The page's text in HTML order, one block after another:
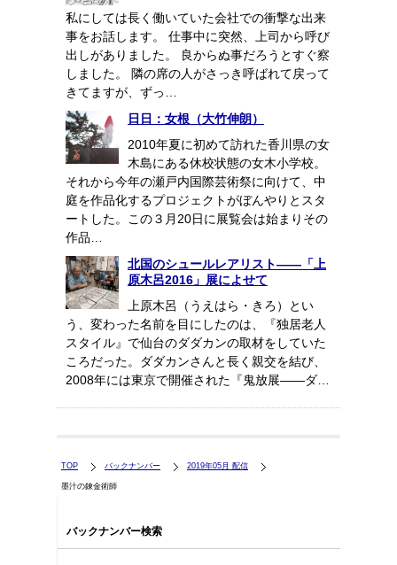
私にしては長く働いていた会社での衝撃な出来
事をお話します。 仕事中に突然、上司から呼び
出しがありました。 良からぬ事だろうとすぐ察
しました。 隣の席の人がさっき呼ばれて戻って
きてますが、ずっ…
日日：女根（大竹伸朗）
2010年夏に初めて訪れた香川県の女
木島にある休校状態の女木小学校。
それから今年の瀬戸内国際芸術祭に向けて、中
庭を作品化するプロジェクトがぼんやりとスタ
ートした。この３月20日に展覧会は始まりその
作品…
北国のシュールレアリスト――「上
原木呂2016」展によせて
上原木呂（うえはら・きろ）とい
う、変わった名前を目にしたのは、『独居老人
スタイル』で仙台のダダカンの取材をしていた
ころだった。ダダカンさんと長く親交を結び、
2008年には東京で開催された『鬼放展――ダ…
TOP バックナンバー 2019年05月 配信
墨汁の錬金術師
バックナンバー検索